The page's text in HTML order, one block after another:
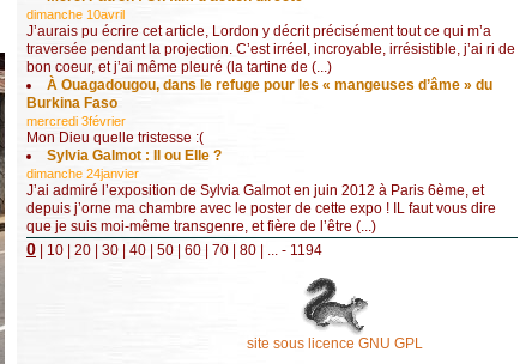
dimanche 10avril
J’aurais pu écrire cet article, Lordon y décrit précisément tout ce qui m’a
traversée pendant la projection. C’est irréel, incroyable, irrésistible, j’ai ri de
bon coeur, et j’ai même pleuré (la tartine de (...)
À Ouagadougou, dans le refuge pour les « mangeuses d’âme » du
Burkina Faso
mercredi 3février
Mon Dieu quelle tristesse :(
Sylvia Galmot : Il ou Elle ?
dimanche 24janvier
J’ai admiré l’exposition de Sylvia Galmot en juin 2012 à Paris 6ème, et
depuis j’orne ma chambre avec le poster de cette expo ! IL faut vous dire
que je suis moi-même transgenre, et fière de l’être (...)
0 | 10 | 20 | 30 | 40 | 50 | 60 | 70 | 80 | - 1194
site sous licence GNU GPL